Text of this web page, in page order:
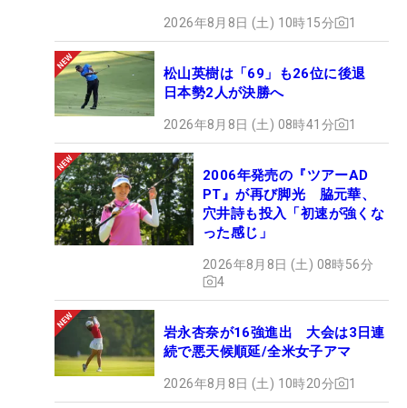
2026年8月8日 (土) 10時15分 1
松山英樹は「69」も26位に後退
日本勢2人が決勝へ
2026年8月8日 (土) 08時41分 1
2006年発売の『ツアーAD
PT』が再び脚光 脇元華、
穴井詩も投入「初速が強くな
った感じ」
2026年8月8日 (土) 08時56分
4
岩永杏奈が16強進出 大会は3日連
続で悪天候順延/全米女子アマ
2026年8月8日 (土) 10時20分 1